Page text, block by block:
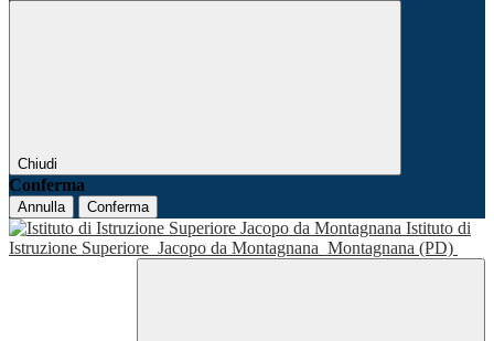
Chiudi
Conferma
Annulla Conferma
Istituto di
Istruzione Superiore Jacopo da Montagnana Montagnana (PD)